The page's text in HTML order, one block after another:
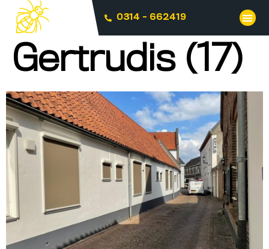
0314 - 662419
Gertrudis (17)